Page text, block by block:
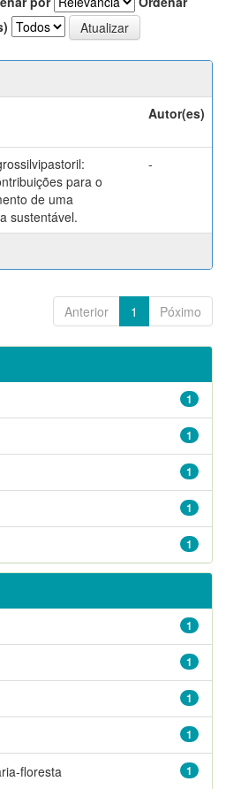
Autor(es)
para o
de uma
sustentável.
-
Anterior 1 Póximo
1
1
1
1
1
1
1
1
1
1
floresta